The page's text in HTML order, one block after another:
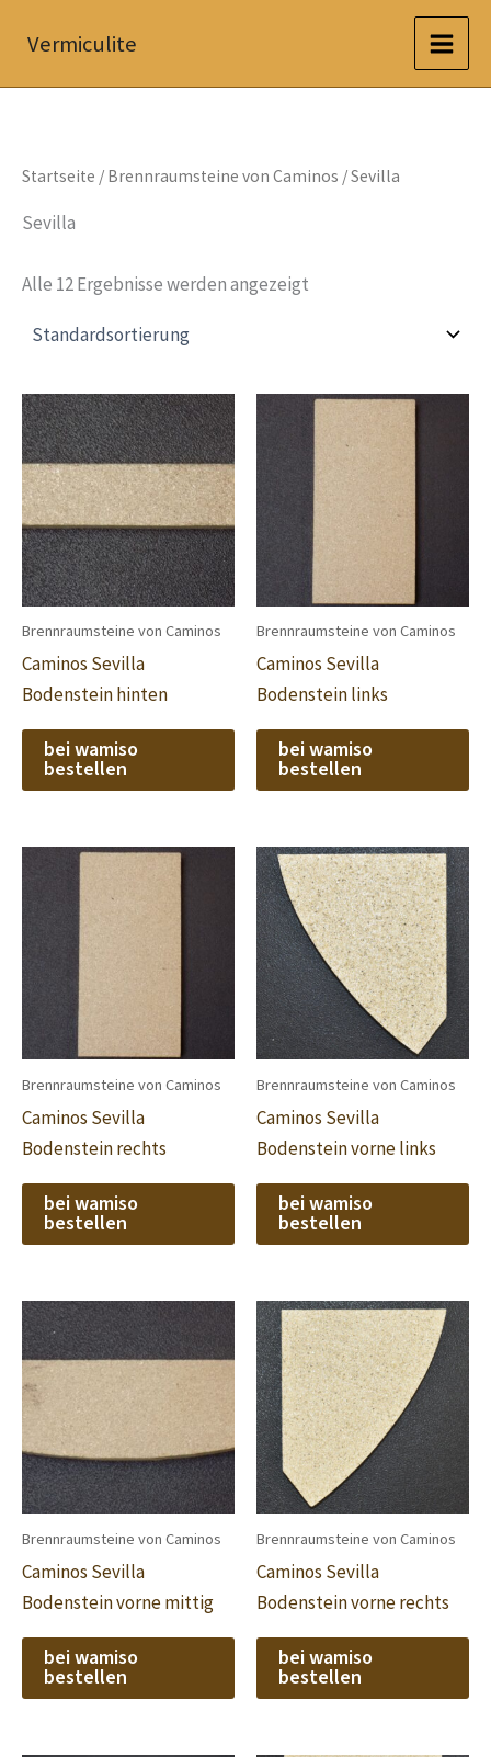
InhaltVermiculite
Startseite / Brennraumsteine von Caminos / Sevilla
Sevilla
Alle 12 Ergebnisse werden angezeigt
Brennraumsteine von Caminos
Caminos Sevilla
Bodenstein hinten
bei wamiso
bestellen
Brennraumsteine von Caminos
Caminos Sevilla
Bodenstein links
bei wamiso
bestellen
Brennraumsteine von Caminos
Caminos Sevilla
Bodenstein rechts
bei wamiso
bestellen
Brennraumsteine von Caminos
Caminos Sevilla
Bodenstein vorne links
bei wamiso
bestellen
Brennraumsteine von Caminos
Caminos Sevilla
Bodenstein vorne mittig
bei wamiso
bestellen
Brennraumsteine von Caminos
Caminos Sevilla
Bodenstein vorne rechts
bei wamiso
bestellen